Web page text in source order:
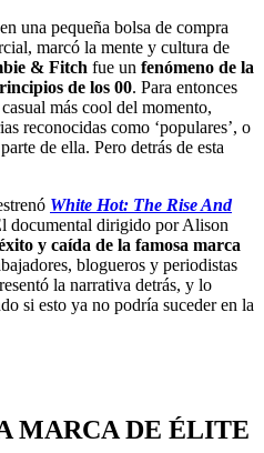
una pequeña bolsa de compra
marcó la mente y cultura de
& Fitch fue un fenómeno de la
de los 00. Para entonces
más cool del momento,
reconocidas como ‘populares’, o
de ella. Pero detrás de esta
White Hot: The Rise And
documental dirigido por Alison
y caída de la famosa marca
blogueros y periodistas
la narrativa detrás, y lo
si esto ya no podría suceder en la
MARCA DE ÉLITE